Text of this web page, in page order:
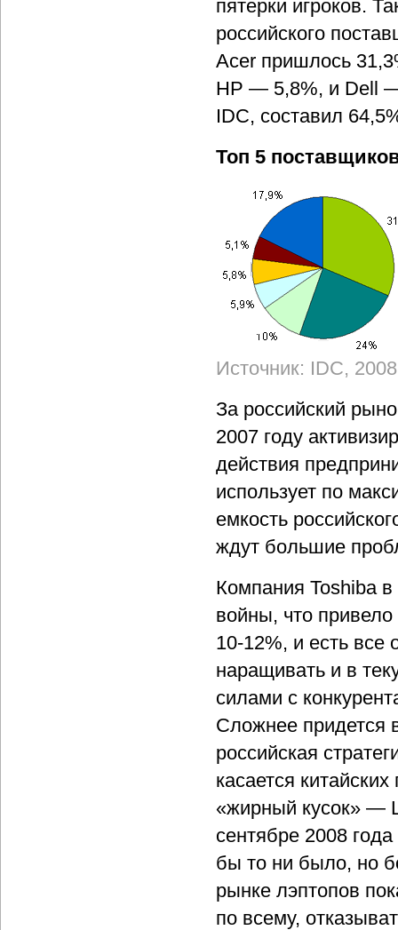
пятерки игроков.
российского
Acer пришлось
HP — 5,8%, и Dell
IDC, составил
Топ 5
Источник: IDC, 2008
За российский
2007 году
действия
использует по
емкость
ждут большие
Компания Toshiba
войны, что
10-12%, и есть все
наращивать и в
силами с
Сложнее придется
российская
касается
«жирный кусок» —
сентябре 2008
бы то ни было, но
рынке лэптопов
по всему,